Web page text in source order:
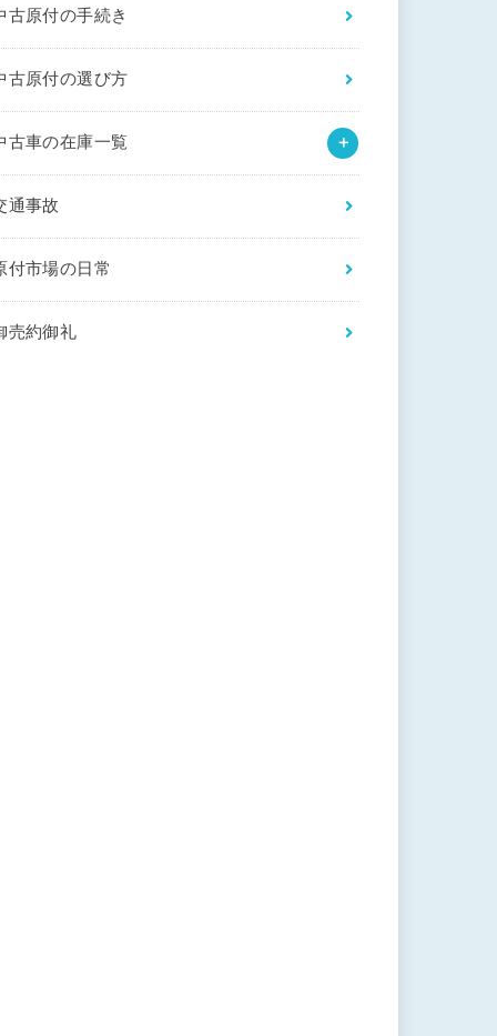
古原付の手続き
古原付の選び方
古車の在庫一覧
通事故
付市場の日常
売約御礼